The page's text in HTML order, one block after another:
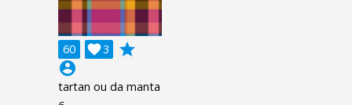
60 3

grade
account_circle
tartan ou da manta